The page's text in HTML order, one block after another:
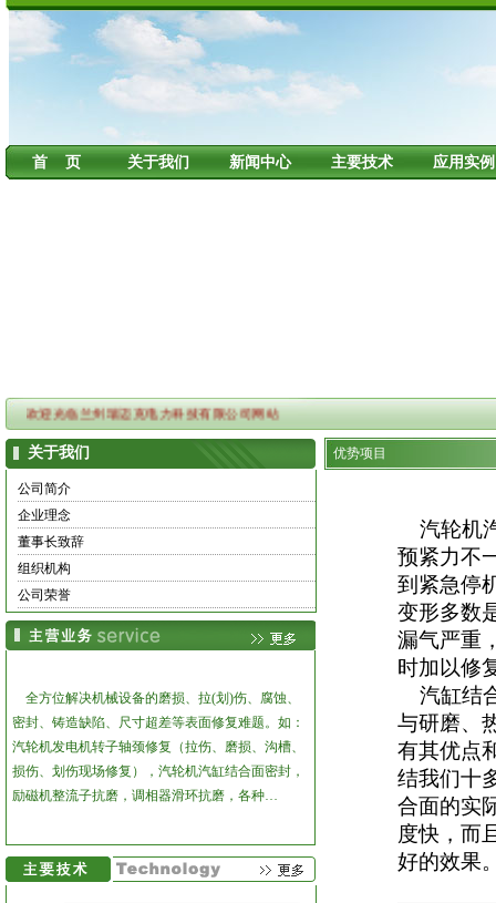
首 页 关于我们 新闻中心 主要技术 应用实例
欢迎光临兰州瑞迈克电力科技有限公司网站
关于我们
公司简介
企业理念
董事长致辞
组织机构
公司荣誉
全方位解决机械设备的磨损、拉(划)伤、腐蚀、
密封、铸造缺陷、尺寸超差等表面修复难题。 如：
汽轮机发电机转子轴颈修复（拉伤、磨损、沟槽、
损伤、划伤现场修复），汽轮机汽缸结合面密封，
励磁机整流子抗磨，调相器滑环抗磨，各种…
优势项目
汽轮机
预紧力不
到紧急停
变形多数
漏气严重
时加以修
汽缸结
与研磨、
有其优点
结我们十
合面的实
度快，而
好的效果